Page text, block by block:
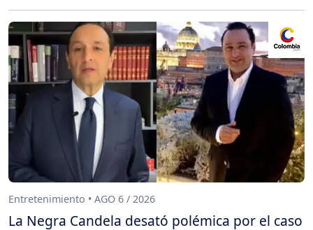
Entretenimiento • AGO 6 / 2026
La Negra Candela desató polémica por el caso